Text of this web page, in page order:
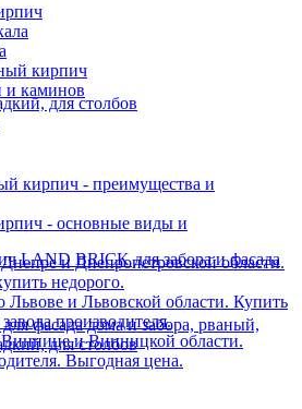
фасада дома и забора, рваный,
для столбов
кирпич
и каминов
кирпич - преимущества и
- основные виды и
и Днепропетровской области.
недорого.
и Львовской области. Купить
производителя.
и Винницкой области.
Выгодная цена.